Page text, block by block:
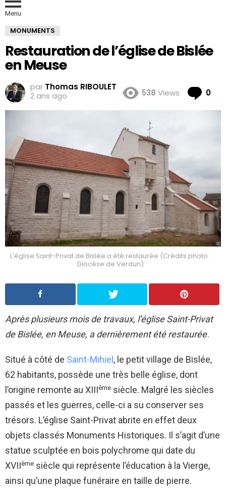
Menu
MONUMENTS
Restauration de l’église de Bislée
en Meuse
par Thomas RIBOULET
2 ans ago
538 Views 0
L'église Saint-Privat de Bislée a été restaurée (Crédits photo :
Diocèse de Verdun)
Après plusieurs mois de travaux, l’église Saint-Privat
de Bislée, en Meuse, a dernièrement été restaurée.
Situé à côté de Saint-Mihiel , le petit village de Bislée,
62 habitants, possède une très belle église, dont
l’origine remonte au XIIIème siècle. Malgré les siècles
passés et les guerres, celle-ci a su conserver ses
trésors. L’église Saint-Privat abrite en effet deux
objets classés Monuments Historiques. Il s’agit d’une
statue sculptée en bois polychrome qui date du
XVIIème siècle qui représente l’éducation à la Vierge,
ainsi qu’une plaque funéraire en taille de pierre.